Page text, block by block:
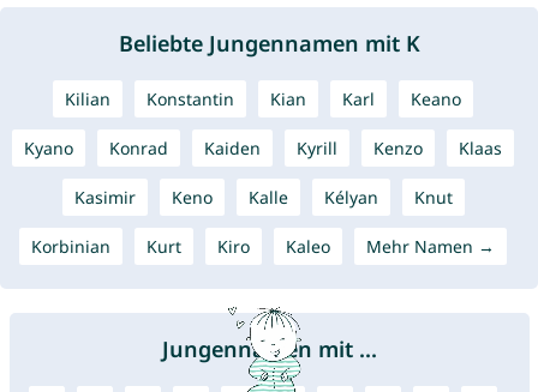
Beliebte Jungennamen mit K
Kilian Konstantin Kian Karl Keano
Kyano Konrad Kaiden Kyrill Kenzo Klaas
Kasimir Keno Kalle Kélyan Knut
Korbinian Kurt Kiro Kaleo Mehr Namen →
Jungennamen mit ...